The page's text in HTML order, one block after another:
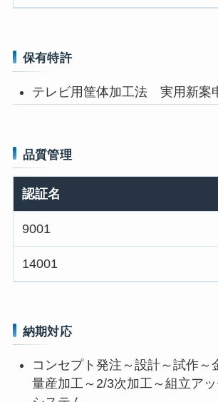
保有特許
テレビ用筐体加工法 実用新案
品質管理
認証名
9001
14001
納期対応
コンセプト発注～設計～試作～
量産加工～2/3次加工～組立ア